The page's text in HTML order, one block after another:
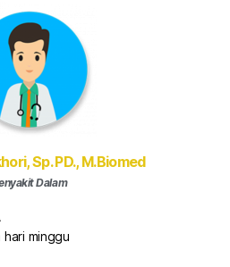
Sp. PD., M.Biomed
Dalam
minggu